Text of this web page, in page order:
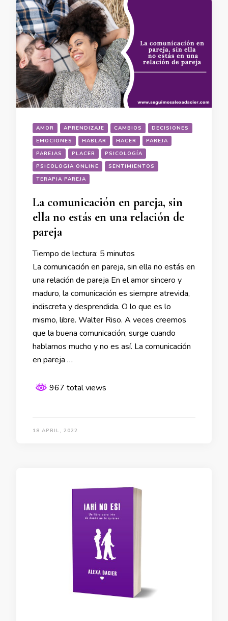
AMOR APRENDIZAJE CAMBIOS
DECISIONES
EMOCIONES
HABLAR HACER
PAREJA
PAREJAS
PLACER
PSICOLOGÍA
PSICOLOGIA ONLINE
SENTIMIENTOS
TERAPIA PAREJA
La comunicación en pareja, sin
ella no estás en una relación de
pareja
Tiempo de lectura: 5 minutos
La comunicación en pareja, sin ella no estás en
una relación de pareja En el amor sincero y
maduro, la comunicación es siempre atrevida,
indiscreta y desprendida. O lo que es lo
mismo, libre. Walter Riso. A veces creemos
que la buena comunicación, surge cuando
hablamos mucho y no es así. La comunicación
en pareja …
967 total views
18 APRIL, 2022